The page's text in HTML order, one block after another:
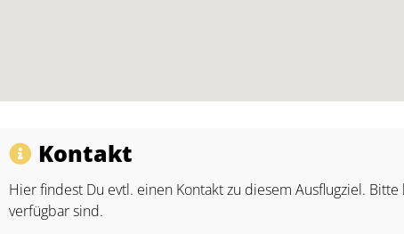
Kontakt
Hier findest Du evtl. einen Kontakt zu diesem Ausflugziel.
verfügbar sind.